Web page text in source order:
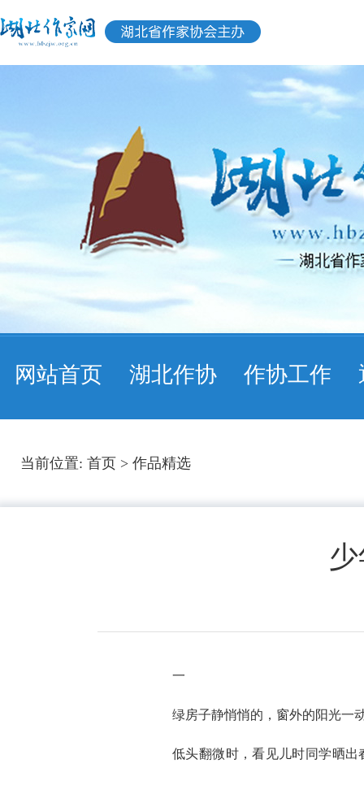
网站首页 湖北作协 作协工作
当前位置: 首页 > 作品精选
一
绿房子静悄悄的，窗外的阳光一
低头翻微时，看见儿时同学晒